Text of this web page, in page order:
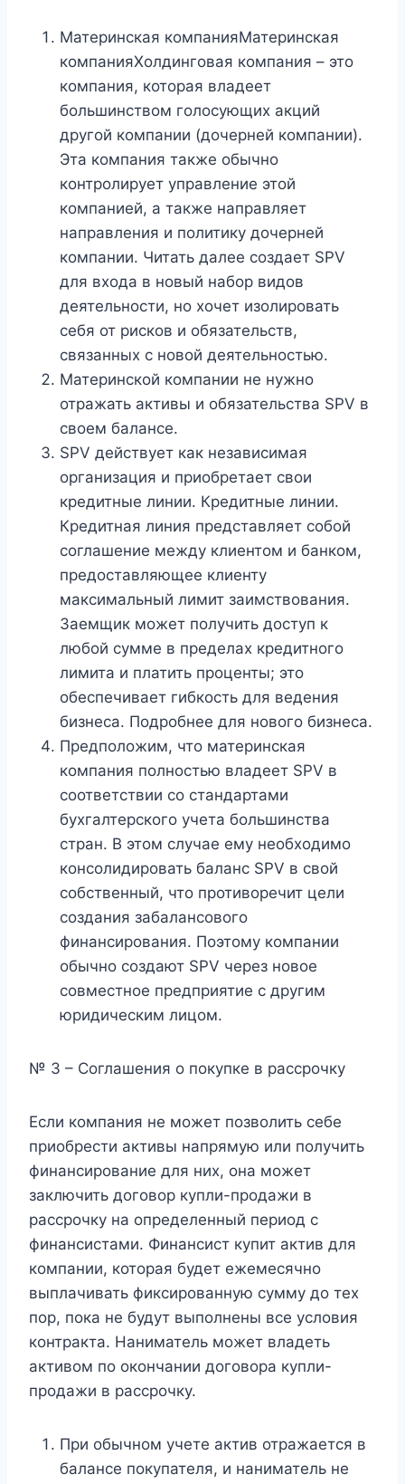
Материнская компанияМатеринская
компанияХолдинговая компания – это
компания, которая владеет
большинством голосующих акций
другой компании (дочерней компании).
Эта компания также обычно
контролирует управление этой
компанией, а также направляет
направления и политику дочерней
компании. Читать далее создает SPV
для входа в новый набор видов
деятельности, но хочет изолировать
себя от рисков и обязательств,
связанных с новой деятельностью.
Материнской компании не нужно
отражать активы и обязательства SPV в
своем балансе.
SPV действует как независимая
организация и приобретает свои
кредитные линии. Кредитные линии.
Кредитная линия представляет собой
соглашение между клиентом и банком,
предоставляющее клиенту
максимальный лимит заимствования.
Заемщик может получить доступ к
любой сумме в пределах кредитного
лимита и платить проценты; это
обеспечивает гибкость для ведения
бизнеса. Подробнее для нового бизнеса.
Предположим, что материнская
компания полностью владеет SPV в
соответствии со стандартами
бухгалтерского учета большинства
стран. В этом случае ему необходимо
консолидировать баланс SPV в свой
собственный, что противоречит цели
создания забалансового
финансирования. Поэтому компании
обычно создают SPV через новое
совместное предприятие с другим
юридическим лицом.
№ 3 – Соглашения о покупке в рассрочку
Если компания не может позволить себе
приобрести активы напрямую или получить
финансирование для них, она может
заключить договор купли-продажи в
рассрочку на определенный период с
финансистами. Финансист купит актив для
компании, которая будет ежемесячно
выплачивать фиксированную сумму до тех
пор, пока не будут выполнены все условия
контракта. Наниматель может владеть
активом по окончании договора купли-
продажи в рассрочку.
При обычном учете актив отражается в
балансе покупателя, и наниматель не